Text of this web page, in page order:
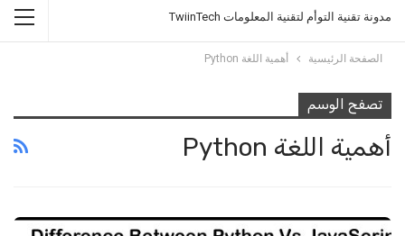
مدونة تقنية التوأم لتقنية المعلومات TwiinTech
الصفحة الرئيسية أهمية اللغة Python
تصفح الوسم
أهمية اللغة Python